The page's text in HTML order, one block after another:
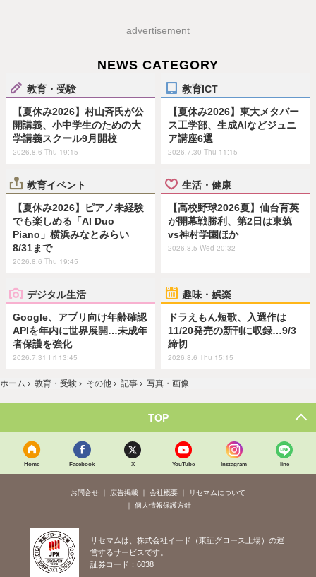
advertisement
NEWS CATEGORY
教育・受験
【夏休み2026】村山斉氏が公
開講義、小中学生のための大
学講義スクール9月開校
2026.8.6 Thu 19:15
教育ICT
【夏休み2026】東大メタバー
ス工学部、生成AIなどジュニ
ア講座6選
2026.7.30 Thu 11:15
教育イベント
【夏休み2026】ピアノ未経験
でも楽しめる「AI Duo
Piano」横浜みなとみらい
8/31まで
2026.8.6 Thu 19:45
生活・健康
【高校野球2026夏】仙台育英
が開幕戦勝利、第2日は東筑
vs神村学園ほか
2026.8.5 Wed 20:32
デジタル生活
Google、アプリ向け年齢確認
APIを年内に世界展開…未成年
者保護を強化
2026.7.31 Fri 13:45
趣味・娯楽
ドラえもん短歌、入選作は
11/20発売の新刊に収録…9/3
締切
2026.8.6 Thu 15:15
ホーム › 教育・受験 › その他 › 記事 › 写真・画像
TOP
Home Facebook X YouTube Instagram line
お問合せ 広告掲載 会社概要
リセマムについて
個人情報保護方針
リセマムは、株式会社イード（東証グロース上場）の運
営するサービスです。
証券コード：6038